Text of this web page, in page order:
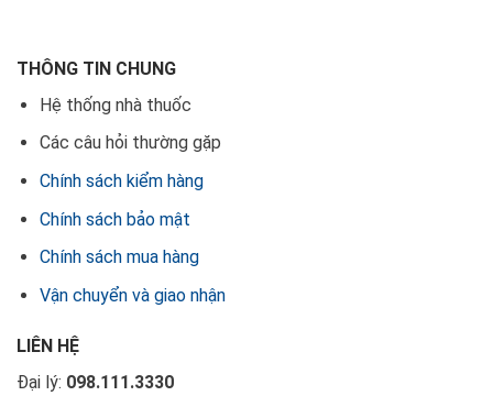
THÔNG TIN CHUNG
Hệ thống nhà thuốc
Các câu hỏi thường gặp
Chính sách kiểm hàng
Chính sách bảo mật
Chính sách mua hàng
Vận chuyển và giao nhận
LIÊN HỆ
Đại lý: 098.111.3330